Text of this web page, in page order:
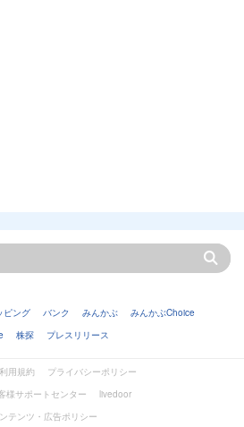
ピング バンク みんかぶ
みんかぶChoice
株探 プレスリリース
利用規約
プライバシーポリシー
様サポートセンター
livedoor
テンツ・広告ポリシー